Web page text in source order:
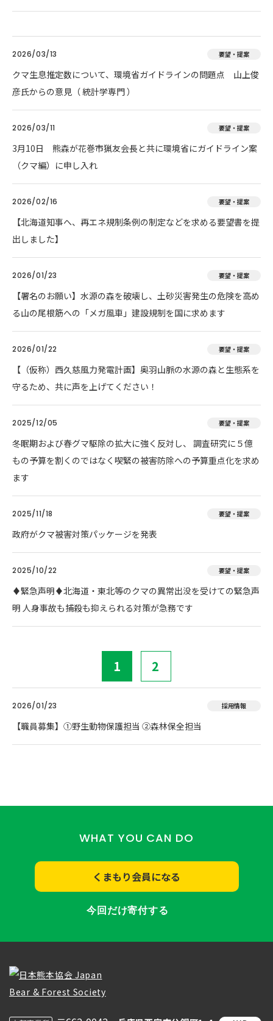
2026/03/13 要望・提案
クマ生息推定数について、環境省ガイドラインの問題点 山上俊
彦氏からの意見（ 統計学専門 ）
2026/03/11 要望・提案
3月10日 熊森が花巻市猟友会長と共に環境省にガイドライン案
（クマ編）に申し入れ
2026/02/16 要望・提案
【北海道知事へ、再エネ規制条例の制定などを求める要望書を提
出しました】
2026/01/23 要望・提案
【署名のお願い】水源の森を破壊し、土砂災害発生の危険を高め
る山の尾根筋への「メガ風車」建設規制を国に求めます
2026/01/22 要望・提案
【（仮称）西久慈風力発電計画】奥羽山脈の水源の森と生態系を
守るため、共に声を上げてください！
2025/12/05 要望・提案
冬眠期および春グマ駆除の拡大に強く反対し、 調査研究に５億
もの予算を割くのではなく喫緊の被害防除への予算重点化を求め
ます
2025/11/18 要望・提案
政府がクマ被害対策パッケージを発表
2025/10/22 要望・提案
♦️緊急声明♦️北海道・東北等のクマの異常出没を受けての緊急声
明 人身事故も捕殺も抑えられる対策が急務です
1 2
2026/01/23 採用情報
【職員募集】①野生動物保護担当 ②森林保全担当
WHAT YOU CAN DO
くまもり会員になる
今回だけ寄付する